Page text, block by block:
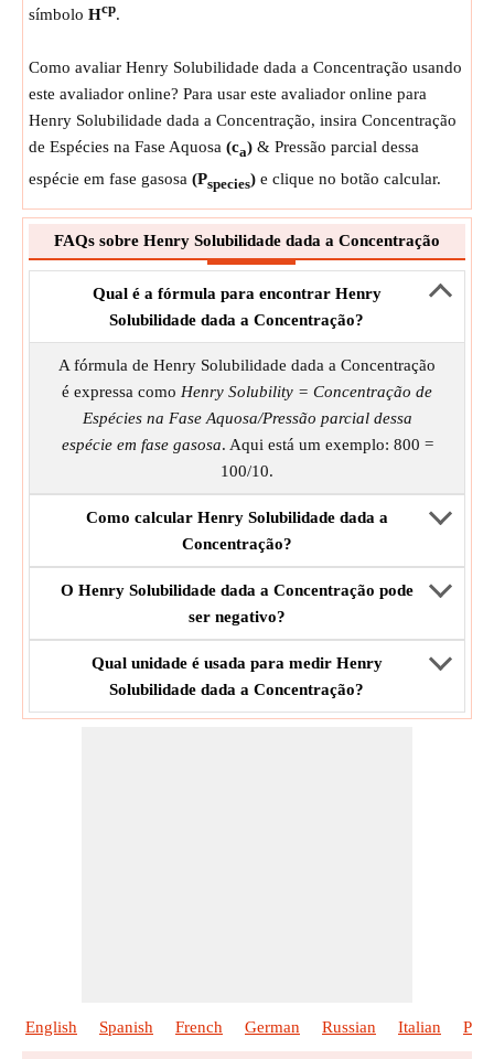
símbolo Hcp.
Como avaliar Henry Solubilidade dada a Concentração usando
este avaliador online? Para usar este avaliador online para
Henry Solubilidade dada a Concentração, insira Concentração
de Espécies na Fase Aquosa (ca) & Pressão parcial dessa
espécie em fase gasosa (Pspecies) e clique no botão calcular.
FAQs sobre Henry Solubilidade dada a Concentração
Qual é a fórmula para encontrar Henry
Solubilidade dada a Concentração?
A fórmula de Henry Solubilidade dada a Concentração
é expressa como Henry Solubility = Concentração de
Espécies na Fase Aquosa/Pressão parcial dessa
espécie em fase gasosa. Aqui está um exemplo: 800 =
100/10.
Como calcular Henry Solubilidade dada a
Concentração?
O Henry Solubilidade dada a Concentração pode
ser negativo?
Qual unidade é usada para medir Henry
Solubilidade dada a Concentração?
English Spanish French German Russian Italian